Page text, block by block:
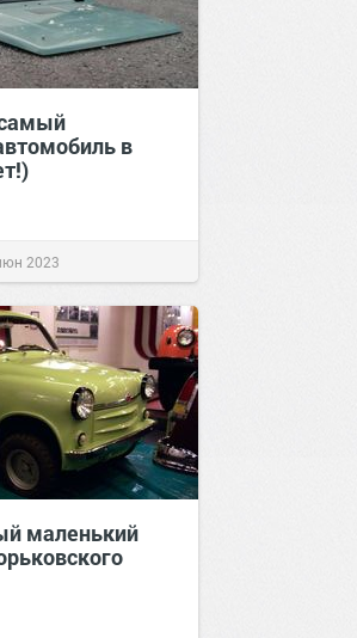
в
2023
маленький